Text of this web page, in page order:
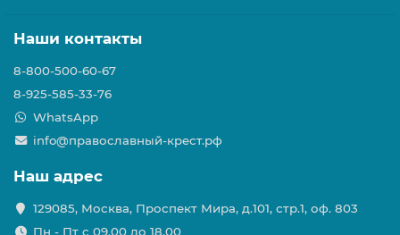
Наши контакты
8-800-500-60-67
8-925-585-33-76
WhatsApp
info@православный-крест.рф
Наш адрес
129085, Москва, Проспект Мира, д.101, стр.1, оф. 803
Пн - Пт с 09.00 до 18.00